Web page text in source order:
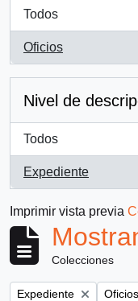
Todos
Oficios
, 1 resultados
Nivel de
Todos
Expediente
, 1 resultados
Imprimir vista previa
Colecciones
Remove filter:
Expediente Oficios